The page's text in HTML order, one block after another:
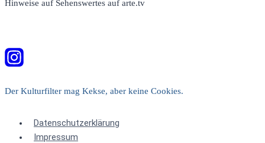
Hinweise auf Sehenswertes auf arte.tv
Der Kulturfilter mag Kekse, aber keine Cookies.
Datenschutzerklärung
Impressum